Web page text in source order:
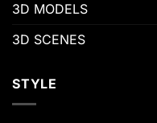
3D MODELS
3D SCENES
STYLE